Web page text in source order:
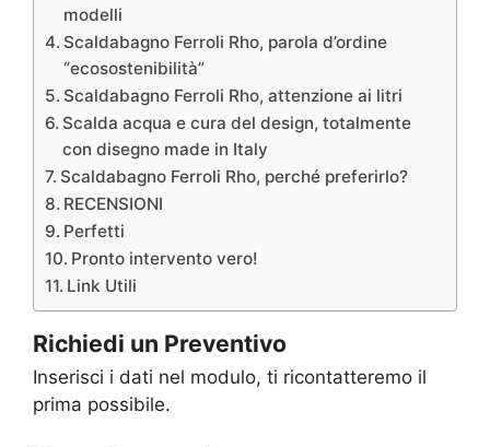
modelli
Scaldabagno Ferroli Rho, parola d’ordine
“ecosostenibilità”
Scaldabagno Ferroli Rho, attenzione ai litri
Scalda acqua e cura del design, totalmente
con disegno made in Italy
Scaldabagno Ferroli Rho, perché preferirlo?
RECENSIONI
Perfetti
Pronto intervento vero!
Link Utili
Richiedi un Preventivo
Inserisci i dati nel modulo, ti ricontatteremo il
prima possibile.